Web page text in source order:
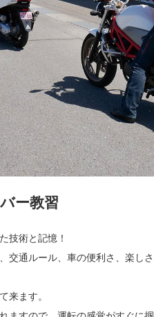
ー教習
技術と記憶！
交通ルール、車の便利さ、楽し
来ます。